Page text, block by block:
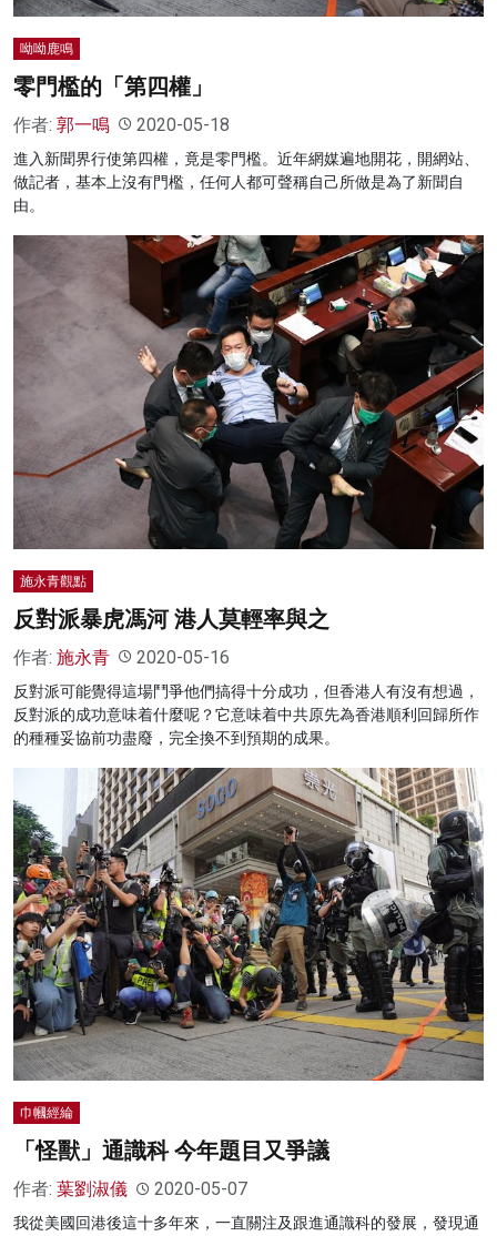
呦呦鹿鳴
零門檻的「第四權」
作者: 郭一鳴 2020-05-18
進入新聞界行使第四權，竟是零門檻。近年網媒遍地開花，開網站、
做記者，基本上沒有門檻，任何人都可聲稱自己所做是為了新聞自
由。
施永青觀點
反對派暴虎馮河 港人莫輕率與之
作者: 施永青 2020-05-16
反對派可能覺得這場鬥爭他們搞得十分成功，但香港人有沒有想過，
反對派的成功意味着什麼呢？它意味着中共原先為香港順利回歸所作
的種種妥協前功盡廢，完全換不到預期的成果。
巾幗經綸
「怪獸」通識科 今年題目又爭議
作者: 葉劉淑儀 2020-05-07
我從美國回港後這十多年來，一直關注及跟進通識科的發展，發現通